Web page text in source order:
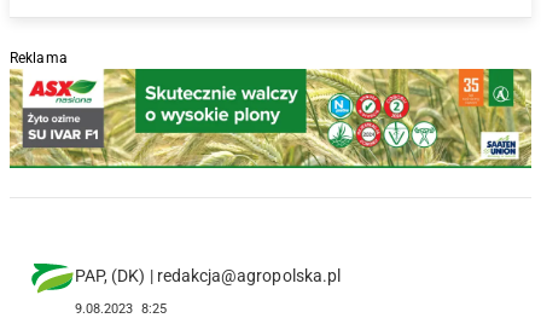
Reklama
PAP, (DK) | redakcja@agropolska.pl
9.08.2023 8:25